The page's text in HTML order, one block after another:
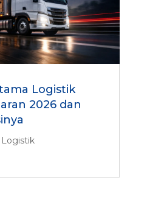
Logistik
2026 dan
Logistik